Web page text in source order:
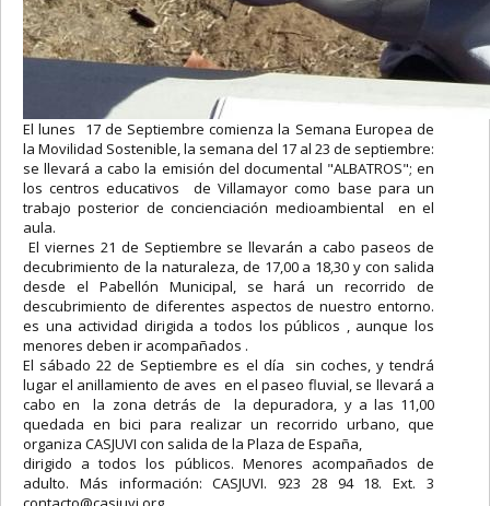
El lunes 17 de Septiembre comienza la Semana Europea de
la Movilidad Sostenible, la semana del 17 al 23 de septiembre:
se llevará a cabo la emisión del documental "ALBATROS"; en
los centros educativos de Villamayor como base para un
trabajo posterior de concienciación medioambiental en el
aula.
El viernes 21 de Septiembre se llevarán a cabo paseos de
decubrimiento de la naturaleza, de 17,00 a 18,30 y con salida
desde el Pabellón Municipal, se hará un recorrido de
descubrimiento de diferentes aspectos de nuestro entorno.
es una actividad dirigida a todos los públicos , aunque los
menores deben ir acompañados .
El sábado 22 de Septiembre es el día sin coches, y tendrá
lugar el anillamiento de aves en el paseo fluvial, se llevará a
cabo en la zona detrás de la depuradora, y a las 11,00
quedada en bici para realizar un recorrido urbano, que
organiza CASJUVI con salida de la Plaza de España,
dirigido a todos los públicos. Menores acompañados de
adulto. Más información: CASJUVI. 923 28 94 18. Ext. 3